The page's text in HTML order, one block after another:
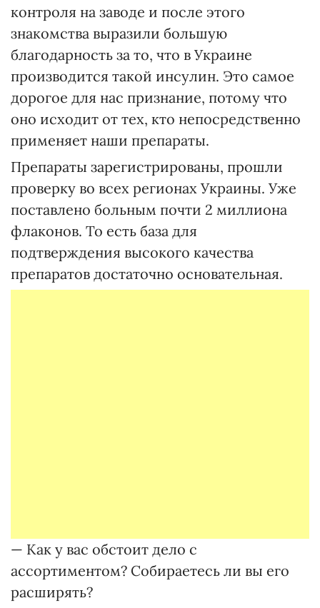
контроля на заводе и после этого
знакомства выразили большую
благодарность за то, что в Украине
производится такой инсулин. Это самое
дорогое для нас признание, потому что
оно исходит от тех, кто непосредственно
применяет наши препараты.
Препараты зарегистрированы, прошли
проверку во всех регионах Украины. Уже
поставлено больным почти 2 миллиона
флаконов. То есть база для
подтверждения высокого качества
препаратов достаточно основательная.
— Как у вас обстоит дело с
ассортиментом? Собираетесь ли вы его
расширять?